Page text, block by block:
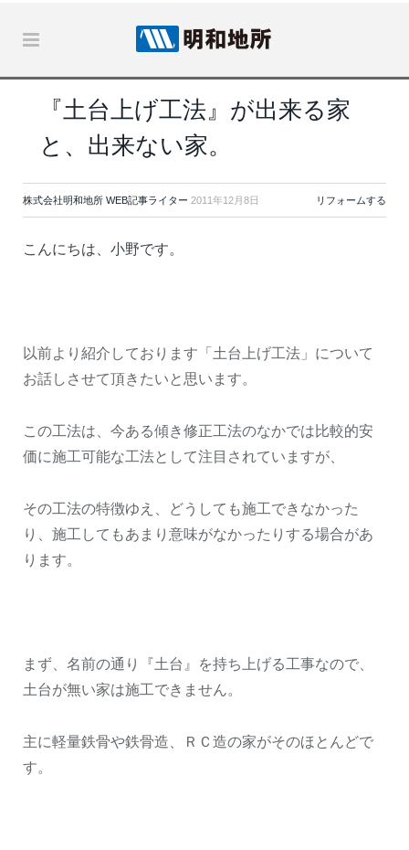
『土台上げ工法』が出来る家
と、出来ない家。
株式会社明和地所 WEB記事ライター 2011年12月8日 リフォームする
こんにちは、小野です。
以前より紹介しております「土台上げ工法」について
お話しさせて頂きたいと思います。
この工法は、今ある傾き修正工法のなかでは比較的安
価に施工可能な工法として注目されていますが、
その工法の特徴ゆえ、どうしても施工できなかった
り、施工してもあまり意味がなかったりする場合があ
ります。
まず、名前の通り『土台』を持ち上げる工事なので、
土台が無い家は施工できません。
主に軽量鉄骨や鉄骨造、ＲＣ造の家がそのほとんどで
す。